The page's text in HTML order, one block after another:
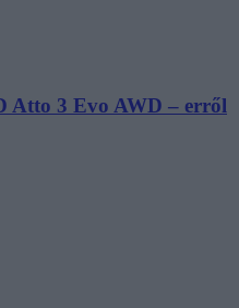
Atto 3 Evo AWD – erről